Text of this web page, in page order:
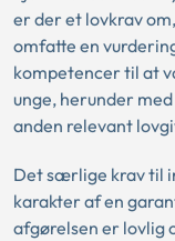
er der et lovkrav
omfatte en
kompetencer til at
unge, herunder
anden relevant
Det særlige krav til
karakter af en
afgørelsen er lovlig